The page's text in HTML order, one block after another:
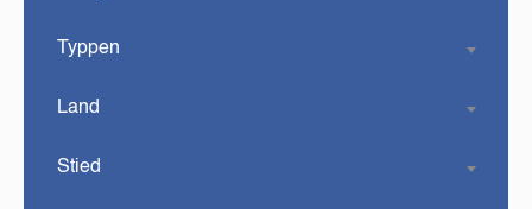
Typpen
Land
Stied